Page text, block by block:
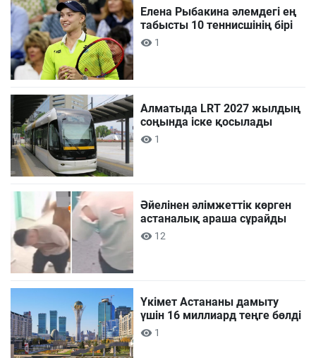
Елена Рыбакина әлемдегі ең
табысты 10 теннисшінің бірі
1
Алматыда LRT 2027 жылдың
соңында іске қосылады
1
Әйелінен әлімжеттік көрген
астаналық араша сұрайды
12
Үкімет Астананы дамыту
үшін 16 миллиард теңге бөлді
1